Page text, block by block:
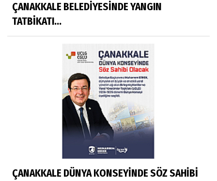
ÇANAKKALE BELEDİYESİNDE YANGIN
TATBİKATI...
ÇANAKKALE DÜNYA KONSEYİNDE SÖZ SAHİBİ